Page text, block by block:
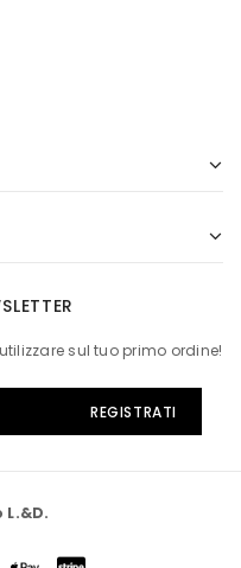
sul tuo primo ordine!